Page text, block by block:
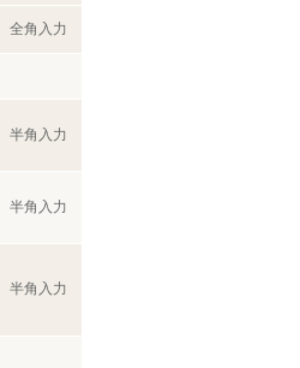
全角入力
半角入力
半角入力
半角入力